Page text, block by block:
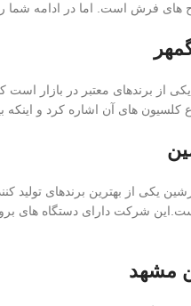
فرش است. اما در ادامه شما
یکی از برندهای معتبر در بازار
کلسیون های آن اشاره کرد و اینکه
شرکت دارای دستگاه های
مشهد